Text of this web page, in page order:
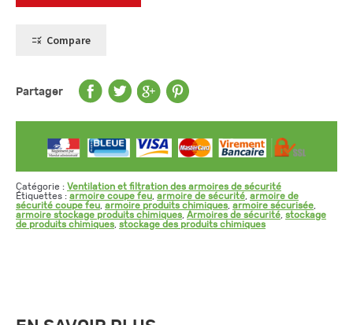
Compare
Partager
Catégorie : Ventilation et filtration des armoires de sécurité
Étiquettes : armoire coupe feu armoire de sécurité armoire de
sécurité coupe feu armoire produits chimiques armoire sécurisée
armoire stockage produits chimiques Armoires de sécurité stockage
de produits chimiques stockage des produits chimiques